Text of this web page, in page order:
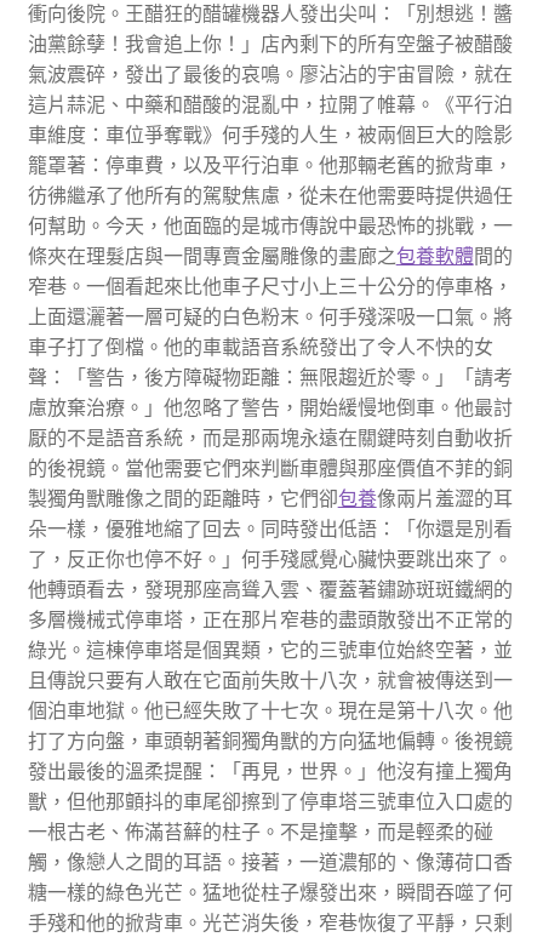
衝向後院。王醋狂的醋罐機器人發出尖叫：「別想逃！醬
油黨餘孽！我會追上你！」店內剩下的所有空盤子被醋酸
氣波震碎，發出了最後的哀鳴。廖沾沾的宇宙冒險，就在
這片蒜泥、中藥和醋酸的混亂中，拉開了帷幕。《平行泊
車維度：車位爭奪戰》何手殘的人生，被兩個巨大的陰影
籠罩著：停車費，以及平行泊車。他那輛老舊的掀背車，
彷彿繼承了他所有的駕駛焦慮，從未在他需要時提供過任
何幫助。今天，他面臨的是城市傳說中最恐怖的挑戰，一
條夾在理髮店與一間專賣金屬雕像的畫廊之包養軟體間的
窄巷。一個看起來比他車子尺寸小上三十公分的停車格，
上面還灑著一層可疑的白色粉末。何手殘深吸一口氣。將
車子打了倒檔。他的車載語音系統發出了令人不快的女
聲：「警告，後方障礙物距離：無限趨近於零。」「請考
慮放棄治療。」他忽略了警告，開始緩慢地倒車。他最討
厭的不是語音系統，而是那兩塊永遠在關鍵時刻自動收折
的後視鏡。當他需要它們來判斷車體與那座價值不菲的銅
製獨角獸雕像之間的距離時，它們卻包養像兩片羞澀的耳
朵一樣，優雅地縮了回去。同時發出低語：「你還是別看
了，反正你也停不好。」何手殘感覺心臟快要跳出來了。
他轉頭看去，發現那座高聳入雲、覆蓋著鏽跡斑斑鐵網的
多層機械式停車塔，正在那片窄巷的盡頭散發出不正常的
綠光。這棟停車塔是個異類，它的三號車位始終空著，並
且傳說只要有人敢在它面前失敗十八次，就會被傳送到一
個泊車地獄。他已經失敗了十七次。現在是第十八次。他
打了方向盤，車頭朝著銅獨角獸的方向猛地偏轉。後視鏡
發出最後的溫柔提醒：「再見，世界。」他沒有撞上獨角
獸，但他那顫抖的車尾卻擦到了停車塔三號車位入口處的
一根古老、佈滿苔蘚的柱子。不是撞擊，而是輕柔的碰
觸，像戀人之間的耳語。接著，一道濃郁的、像薄荷口香
糖一樣的綠色光芒。猛地從柱子爆發出來，瞬間吞噬了何
手殘和他的掀背車。光芒消失後，窄巷恢復了平靜，只剩